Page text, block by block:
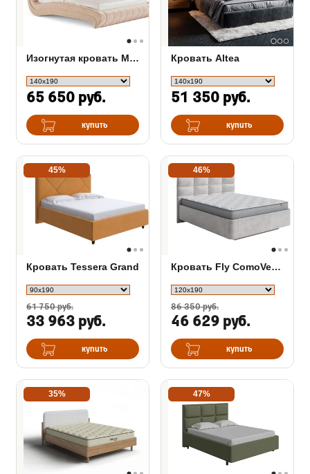
Изогнутая кровать Milano
65 650 руб.
купить
Кровать Altea
51 350 руб.
купить
45%
Кровать Tessera Grand
61 750 руб.
33 963 руб.
купить
46%
Кровать Fly ComoVeda 8
86 350 руб.
46 629 руб.
купить
35% 47%